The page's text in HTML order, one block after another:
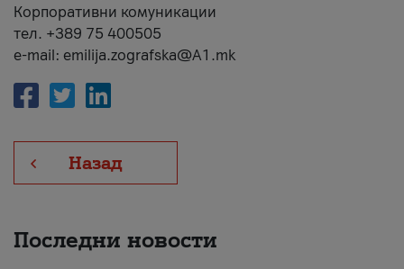
Корпоративни комуникации
тел. +389 75 400505
e-mail: emilija.zografska@A1.mk
Назад
Последни новости